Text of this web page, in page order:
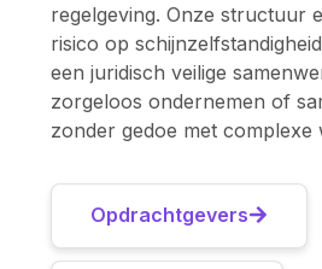
regelgeving. Onze structuur
risico op
een juridisch veilige
zorgeloos ondernemen of
zonder gedoe met complexe
Opdrachtgevers